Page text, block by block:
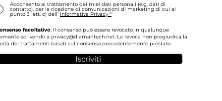
Acconsento al trattamento dei miei dati personali (e.g. dati di
contatto), per la ricezione di comunicazioni di marketing di cui al
punto 3 lett. c) dell’ Informativa Privacy *
facoltativo. Il consenso può essere revocato in qualunque
scrivendo a privacy@diamantech.net. La revoca non pregiudica la
dei trattamenti basati sul consenso precedentemente prestato.
Iscriviti